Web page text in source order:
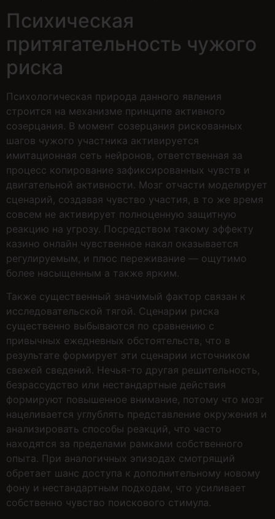
Психическая
притягательность чужого
риска
Психологическая природа данного явления
строится на механизме принципе активного
созерцания. В момент созерцания рискованных
шагов чужого участника активируется
имитационная сеть нейронов, ответственная за
процесс копирование зафиксированных чувств и
двигательной активности. Мозг отчасти моделирует
сценарий, создавая чувство участия, в то же время
совсем не активирует полноценную защитную
реакцию на угрозу. Посредством такому эффекту
казино онлайн чувственное накал оказывается
регулируемым, и плюс переживание — ощутимо
более насыщенным а также ярким.
Также существенный значимый фактор связан к
исследовательской тягой. Сценарии риска
существенно выбываются по сравнению с
привычных ежедневных обстоятельств, что в
результате формирует эти сценарии источником
свежей сведений. Нечья-то другая решительность,
безрассудство или нестандартные действия
формируют повышенное внимание, потому что мозг
нацеливается углублять представление окружения и
анализировать способы реакций, что часто
находятся за пределами рамками собственного
опыта. При аналогичных эпизодах смотрящий
обретает шанс доступа к дополнительному новому
фону и нестандартным подходам, что усиливает
собственно чувство поискового стимула.